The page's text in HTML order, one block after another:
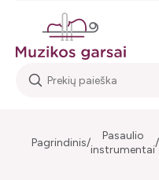
Pagrindinis
Pasaulio
instrumentai